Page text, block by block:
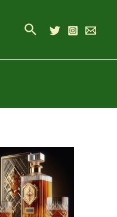
Buscar